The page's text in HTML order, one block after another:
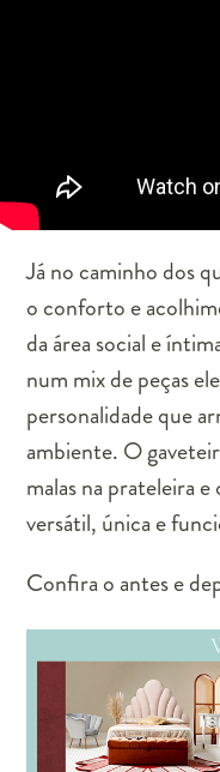
Já no caminho dos
o conforto e
da área social e
num mix de peças
personalidade que
ambiente. O
malas na prateleira e
versátil, única e
Confira o antes e